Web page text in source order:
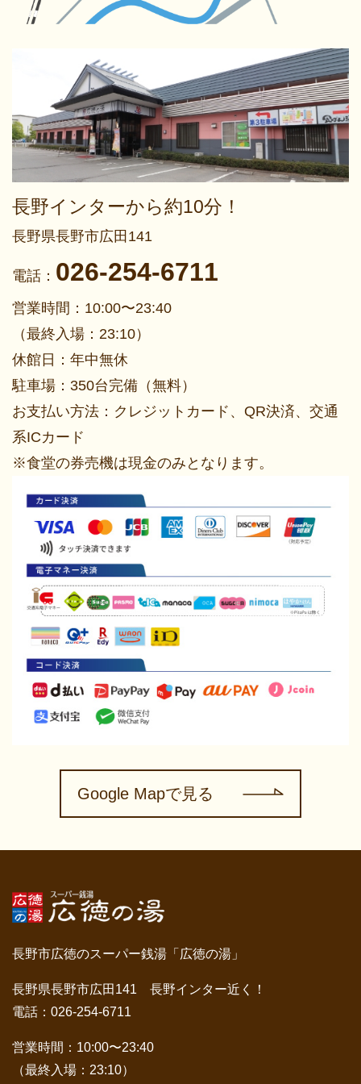
長野インターから約10分！
長野県長野市広田141
電話： 026-254-6711
営業時間：10:00〜23:40
（最終入場：23:10）
休館日：年中無休
駐車場：350台完備（無料）
お支払い方法：クレジットカード、QR決済、交通
系ICカード
※食堂の券売機は現金のみとなります。
Google Mapで見る
長野市広徳のスーパー銭湯「広徳の湯」
長野県長野市広田141 長野インター近く！
電話：026-254-6711
営業時間：10:00〜23:40
（最終入場：23:10）